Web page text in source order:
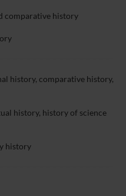
comparative history
history, comparative history,
history, history of science
history